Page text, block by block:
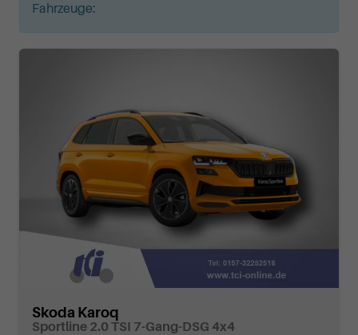
Fahrzeuge:
Skoda Karoq
Sportline 2.0 TSI 7-Gang-DSG 4x4